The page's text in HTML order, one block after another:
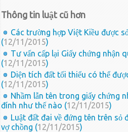
Thông tin luật cũ hơn
Các trường hợp Việt Kiều được
(12/11/2015)
Tư vấn cấp lại Giấy chứng nhận
(12/11/2015)
Diện tích đất tối thiểu có thể
(12/11/2015)
Nhầm lẫn tên trong giấy chứng
đính như thế nào (12/11/2015)
Luật đất đai về đứng tên trên sỏ
vợ chồng (12/11/2015)